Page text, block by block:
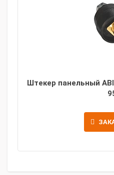
Штекер панельный